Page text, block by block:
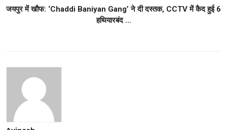
जयपुर में खौफ: ‘Chaddi Baniyan Gang’ ने दी दस्तक, CCTV में कैद हुई 6
हथियारबंद ...